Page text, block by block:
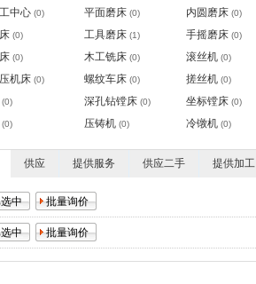
中心 (0) 平面磨床 (0) 内圆磨床 (0)
(0) 工具磨床 (1) 手摇磨床 (0)
(0) 木工铣床 (0) 滚丝机 (0)
机床 (0) 螺纹车床 (0) 搓丝机 (0)
(0) 深孔钻镗床 (0) 坐标镗床 (0)
(0) 压铸机 (0) 冷镦机 (0)
供应 提供服务 供应二手 提供加工